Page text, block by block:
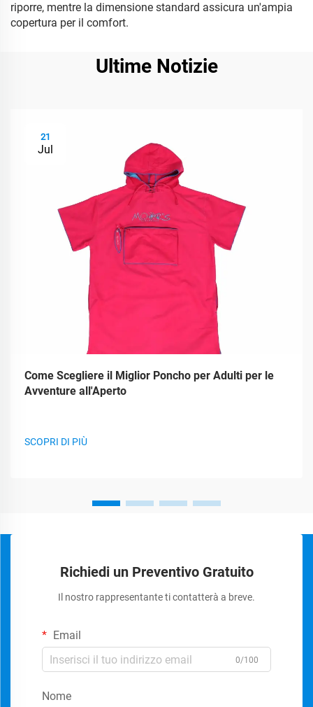
riporre, mentre la dimensione standard assicura un'ampia
copertura per il comfort.
Ultime Notizie
21
Jul
Come Scegliere il Miglior Poncho per Adulti per le
Avventure all'Aperto
SCOPRI DI PIÙ
Richiedi un Preventivo Gratuito
Il nostro rappresentante ti contatterà a breve.
Email
0/100
Nome